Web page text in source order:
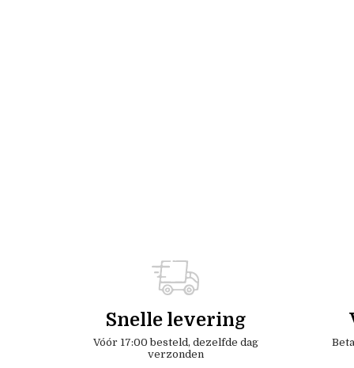
Snelle levering
Vóór 17:00 besteld, dezelfde dag
verzonden